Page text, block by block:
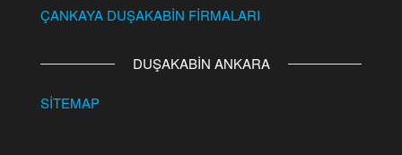
ÇANKAYA DUŞAKABİN FİRMALARI
DUŞAKABİN ANKARA
SİTEMAP